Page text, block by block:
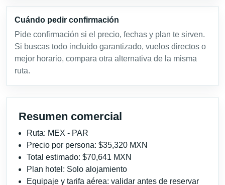
Cuándo pedir confirmación
Pide confirmación si el precio, fechas y plan te sirven.
Si buscas todo incluido garantizado, vuelos directos o
mejor horario, compara otra alternativa de la misma
ruta.
Resumen comercial
Ruta: MEX - PAR
Precio por persona: $35,320 MXN
Total estimado: $70,641 MXN
Plan hotel: Solo alojamiento
Equipaje y tarifa aérea: validar antes de reservar